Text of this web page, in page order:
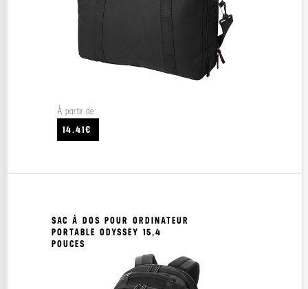
À partir de
14.41€
SAC À DOS POUR ORDINATEUR
PORTABLE ODYSSEY 15,4
POUCES